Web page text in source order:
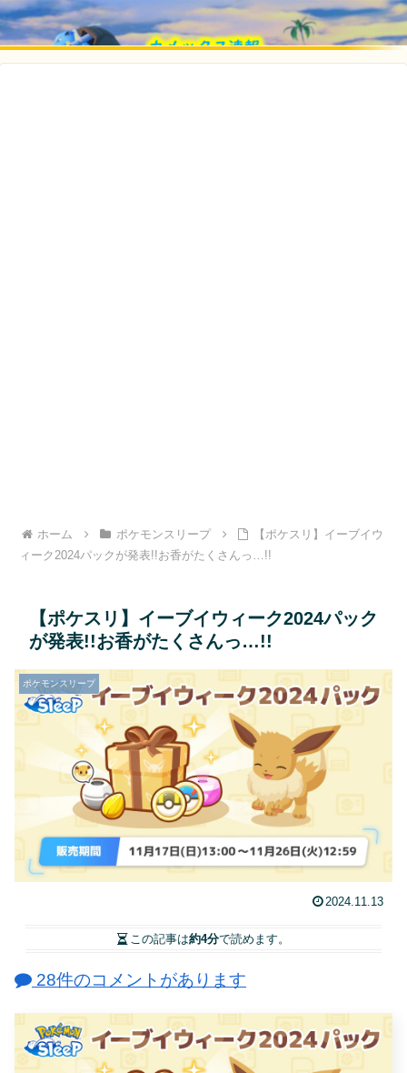
ホーム ポケモンスリープ
【ポケスリ】イーブイウ
ィーク2024パックが発表!!お香がたくさんっ…!!
【ポケスリ】イーブイウィーク2024パック
が発表!!お香がたくさんっ…!!
ポケモンスリープ
2024.11.13
この記事は約4分で読めます。
28件のコメントがあります